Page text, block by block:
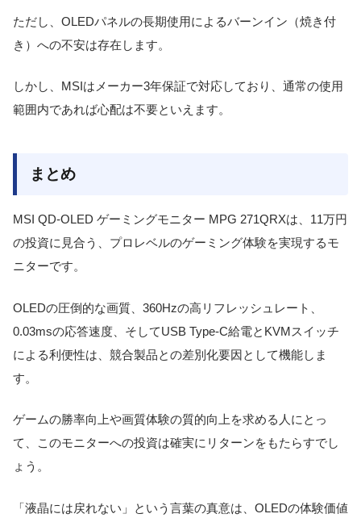
ただし、OLEDパネルの長期使用によるバーンイン（焼き付
き）への不安は存在します。
しかし、MSIはメーカー3年保証で対応しており、通常の使用
範囲内であれば心配は不要といえます。
まとめ
MSI QD-OLED ゲーミングモニター MPG 271QRXは、11万円
の投資に見合う、プロレベルのゲーミング体験を実現するモ
ニターです。
OLEDの圧倒的な画質、360Hzの高リフレッシュレート、
0.03msの応答速度、そしてUSB Type-C給電とKVMスイッチ
による利便性は、競合製品との差別化要因として機能しま
す。
ゲームの勝率向上や画質体験の質的向上を求める人にとっ
て、このモニターへの投資は確実にリターンをもたらすでし
ょう。
「液晶には戻れない」という言葉の真意は、OLEDの体験価値